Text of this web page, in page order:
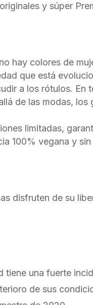
y súper
hay colores de
que está
a los rótulos. En
de las modas, los
limitadas,
100% vegana y
disfruten de su
tiene una fuerte
de sus